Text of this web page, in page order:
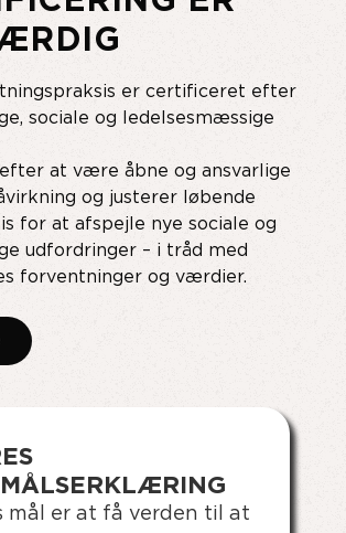
er certificeret efter
sociale og ledelsesmæssige
at være åbne og ansvarlige
og justerer løbende
for at afspejle nye sociale og
udfordringer – i tråd med
forventninger og værdier.
mål er at få verden til at